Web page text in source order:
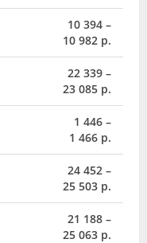
10 394 –
10 982 р.
22 339 –
23 085 р.
1 446 –
1 466 р.
24 452 –
25 503 р.
21 188 –
25 063 р.